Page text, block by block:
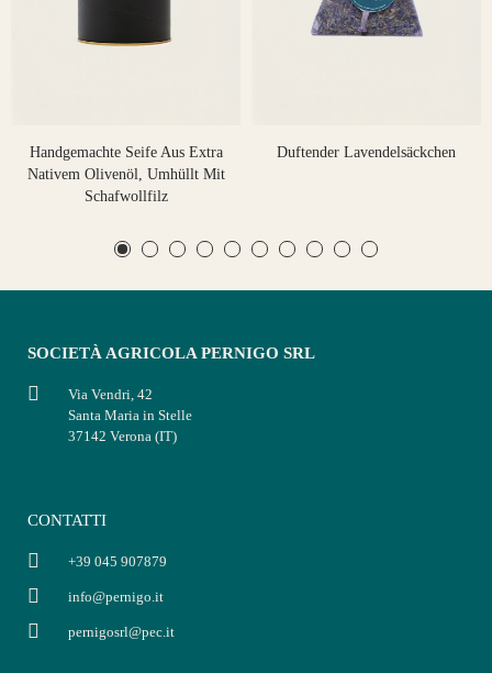
Handgemachte Seife Aus Extra
Nativem Olivenöl, Umhüllt Mit
Schafwollfilz
Duftender Lavendelsäckchen
SOCIETÀ AGRICOLA PERNIGO SRL
Via Vendri, 42
Santa Maria in Stelle
37142 Verona (IT)
CONTATTI
+39 045 907879
info@pernigo.it
pernigosrl@pec.it